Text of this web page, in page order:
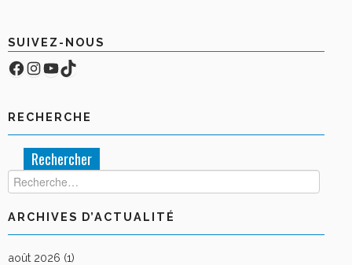
SUIVEZ-NOUS
Facebook
Compte Instagram
YouTube
TikTok
RECHERCHE
Rechercher :
ARCHIVES D’ACTUALITÉ
août 2026 (1)